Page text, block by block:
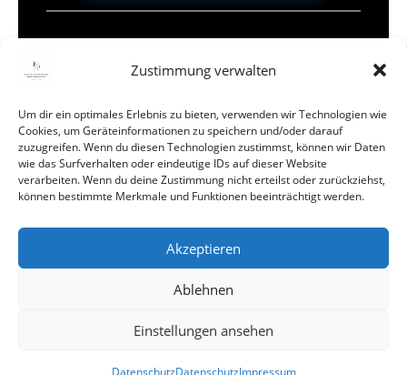
Zustimmung verwalten
Um dir ein optimales Erlebnis zu bieten, verwenden wir Technologien wie
Cookies, um Geräteinformationen zu speichern und/oder darauf
zuzugreifen. Wenn du diesen Technologien zustimmst, können wir Daten
wie das Surfverhalten oder eindeutige IDs auf dieser Website
verarbeiten. Wenn du deine Zustimmung nicht erteilst oder zurückziehst,
können bestimmte Merkmale und Funktionen beeinträchtigt werden.
Akzeptieren
Ablehnen
Einstellungen ansehen
DatenschutzDatenschutzImpressum
Adresse: Gewerbestraße 5, 5660 Taxenbach
E-mail: hallo@foto-pfisterer.at
Telefon: +43 676 84 54 63321